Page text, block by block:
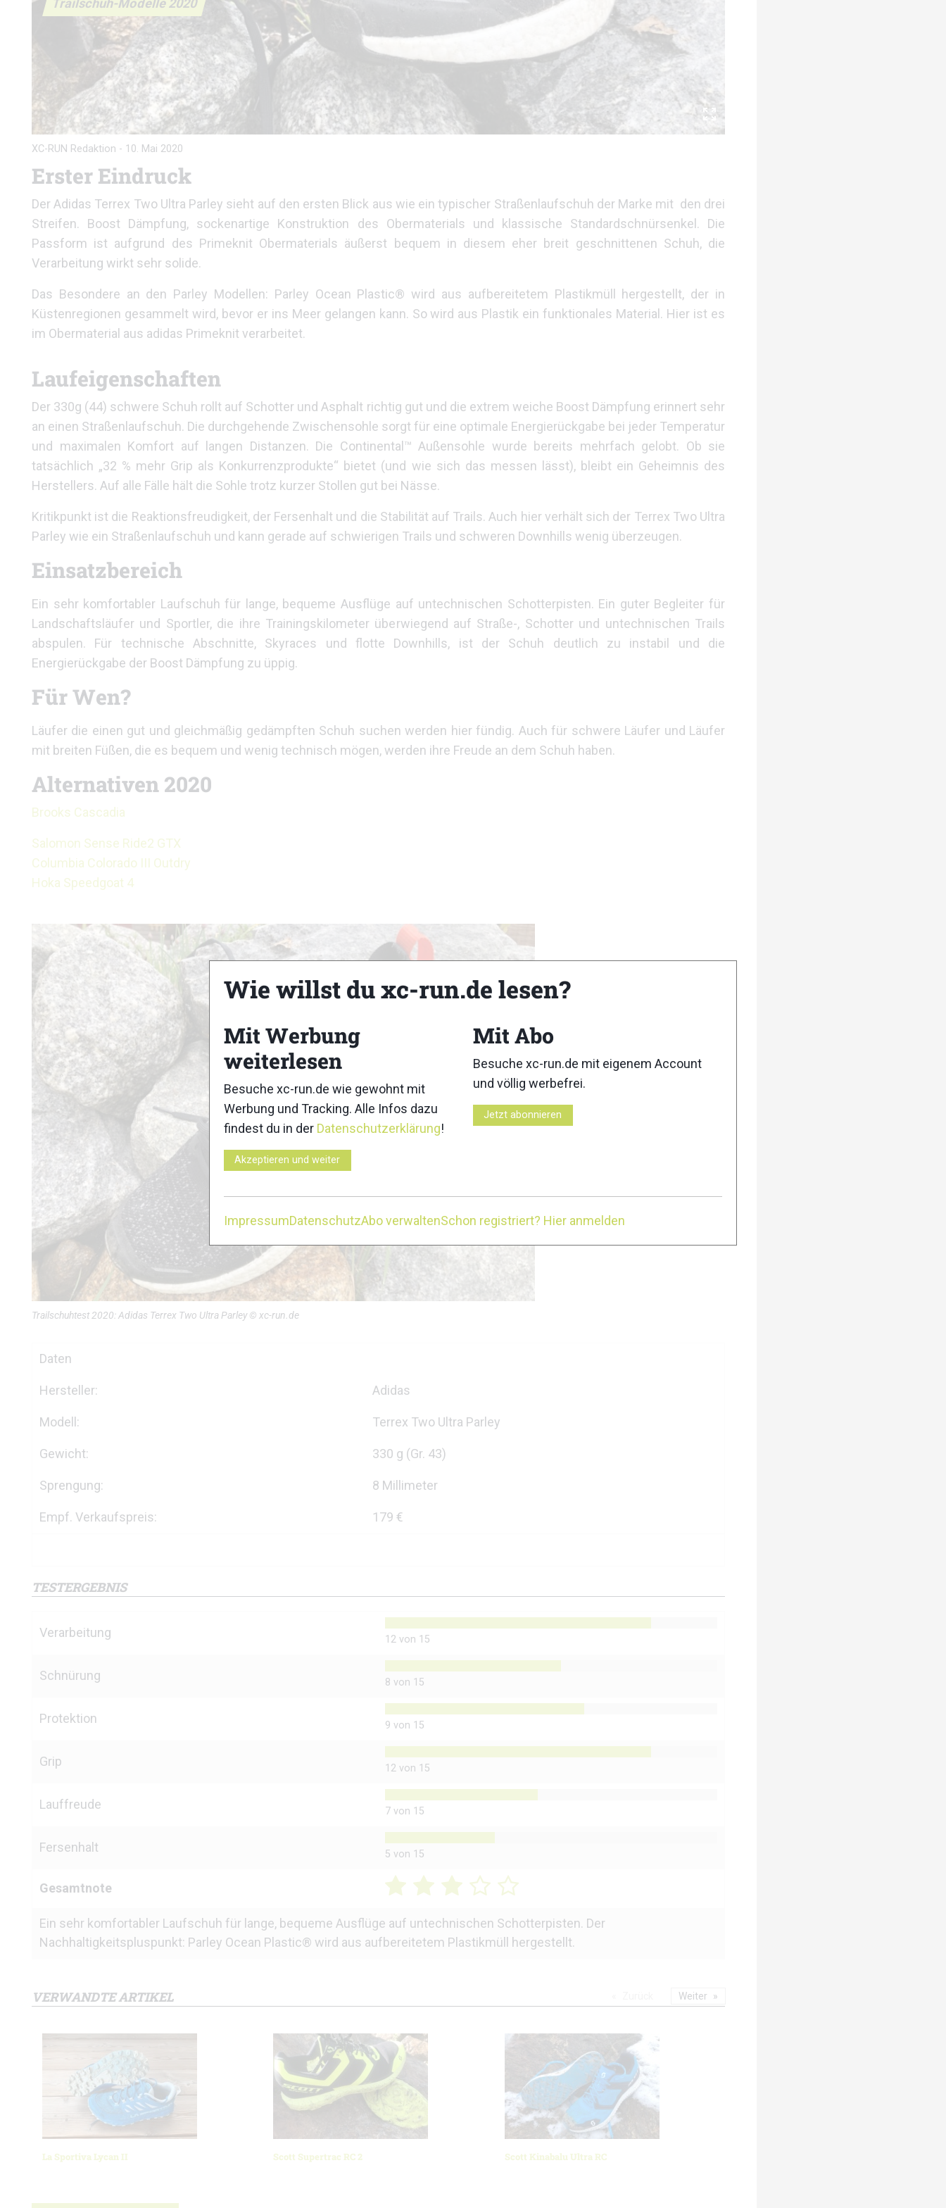
XC-RUN Redaktion - 10. Mai 2020
Erster Eindruck
Der Adidas Terrex Two Ultra Parley sieht auf den ersten Blick aus wie ein typischer Straßenlaufschuh der Marke mit den drei
Streifen. Boost Dämpfung, sockenartige Konstruktion des Obermaterials und klassische Standardschnürsenkel. Die
Passform ist aufgrund des Primeknit Obermaterials äußerst bequem in diesem eher breit geschnittenen Schuh, die
Verarbeitung wirkt sehr solide.
Das Besondere an den Parley Modellen: Parley Ocean Plastic® wird aus aufbereitetem Plastikmüll hergestellt, der in
Küstenregionen gesammelt wird, bevor er ins Meer gelangen kann. So wird aus Plastik ein funktionales Material. Hier ist es
im Obermaterial aus adidas Primeknit verarbeitet.
Laufeigenschaften
Der 330g (44) schwere Schuh rollt auf Schotter und Asphalt richtig gut und die extrem weiche Boost Dämpfung erinnert sehr
an einen Straßenlaufschuh. Die durchgehende Zwischensohle sorgt für eine optimale Energierückgabe bei jeder Temperatur
und maximalen Komfort auf langen Distanzen. Die Continental™ Außensohle wurde bereits mehrfach gelobt. Ob sie
tatsächlich „32 % mehr Grip als Konkurrenzprodukte“ bietet (und wie sich das messen lässt), bleibt ein Geheimnis des
Herstellers. Auf alle Fälle hält die Sohle trotz kurzer Stollen gut bei Nässe.
Kritikpunkt ist die Reaktionsfreudigkeit, der Fersenhalt und die Stabilität auf Trails. Auch hier verhält sich der Terrex Two Ultra
Parley wie ein Straßenlaufschuh und kann gerade auf schwierigen Trails und schweren Downhills wenig überzeugen.
Einsatzbereich
Ein sehr komfortabler Laufschuh für lange, bequeme Ausflüge auf untechnischen Schotterpisten. Ein guter Begleiter für
Landschaftsläufer und Sportler, die ihre Trainingskilometer überwiegend auf Straße-, Schotter und untechnischen Trails
abspulen. Für technische Abschnitte, Skyraces und flotte Downhills, ist der Schuh deutlich zu instabil und die
Energierückgabe der Boost Dämpfung zu üppig.
Für Wen?
Läufer die einen gut und gleichmäßig gedämpften Schuh suchen werden hier fündig. Auch für schwere Läufer und Läufer
mit breiten Füßen, die es bequem und wenig technisch mögen, werden ihre Freude an dem Schuh haben.
Alternativen 2020
Brooks Cascadia
Salomon Sense Ride2 GTX
Columbia Colorado III Outdry
Hoka Speedgoat 4
Trailschuhtest 2020: Adidas Terrex Two Ultra Parley © xc-run.de
Daten
Hersteller: Adidas
Modell: Terrex Two Ultra Parley
Gewicht: 330 g (Gr. 43)
Sprengung: 8 Millimeter
Empf. Verkaufspreis: 179 €
TESTERGEBNIS
Verarbeitung 12 von 15
Schnürung 8 von 15
Protektion 9 von 15
Grip 12 von 15
Lauffreude 7 von 15
Fersenhalt 5 von 15
Gesamtnote
Ein sehr komfortabler Laufschuh für lange, bequeme Ausflüge auf untechnischen Schotterpisten. Der
Nachhaltigkeitspluspunkt: Parley Ocean Plastic® wird aus aufbereitetem Plastikmüll hergestellt.
VERWANDTE ARTIKEL
La Sportiva Lycan II Scott Supertrac RC 2 Scott Kinabalu Ultra RC
Weiter
Wie willst du xc-run.de lesen?
Mit Werbung
weiterlesen
Besuche xc-run.de wie gewohnt mit
Werbung und Tracking. Alle Infos dazu
findest du in der Datenschutzerklärung!
Akzeptieren und weiter
Mit Abo
Besuche xc-run.de mit eigenem Account
und völlig werbefrei.
Jetzt abonnieren
ImpressumDatenschutzAbo verwaltenSchon registriert? Hier anmelden